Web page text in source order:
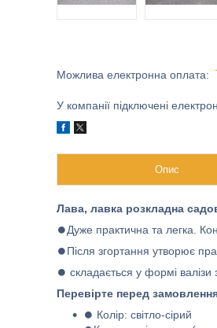
У компанії підключені
Опис
Лава, лавка розкладна
⏺Дуже практична та легка.
⏺Після згортання утворює
⏺ складається у формі
Перевірте перед
⏺ Колір: світло-сірий